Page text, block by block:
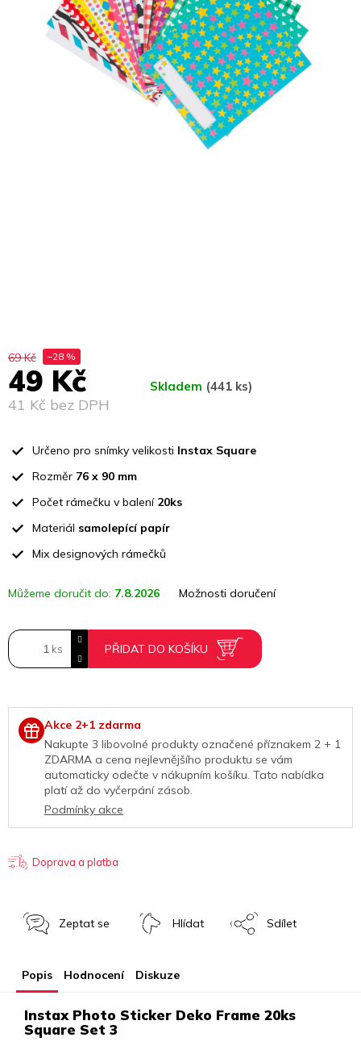
69 Kč –28 %
49 Kč
41 Kč bez DPH
cena:
Skladem (441 ks)
Můžeme doručit do: 7.8.2026 Možnosti doručení
PŘIDAT DO KOŠÍKU
Akce 2+1 zdarma
Nakupte 3 libovolné produkty označené příznakem 2 + 1
ZDARMA a cena nejlevnějšího produktu se vám
automaticky odečte v nákupním košíku. Tato nabídka
platí až do vyčerpání zásob.
Podmínky akce
Určeno pro snímky velikosti Instax Square
Rozměr 76 x 90 mm
Počet rámečku v balení 20ks
Materiál samolepící papír
Mix designových rámečků
Doprava a platba
Zeptat se Hlídat Sdílet
Popis Hodnocení Diskuze
Instax Photo Sticker Deko Frame 20ks
Square Set 3